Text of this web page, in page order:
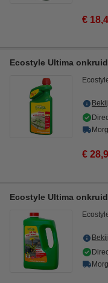
€
Ecostyle Ultima
€
Ecostyle Ultima